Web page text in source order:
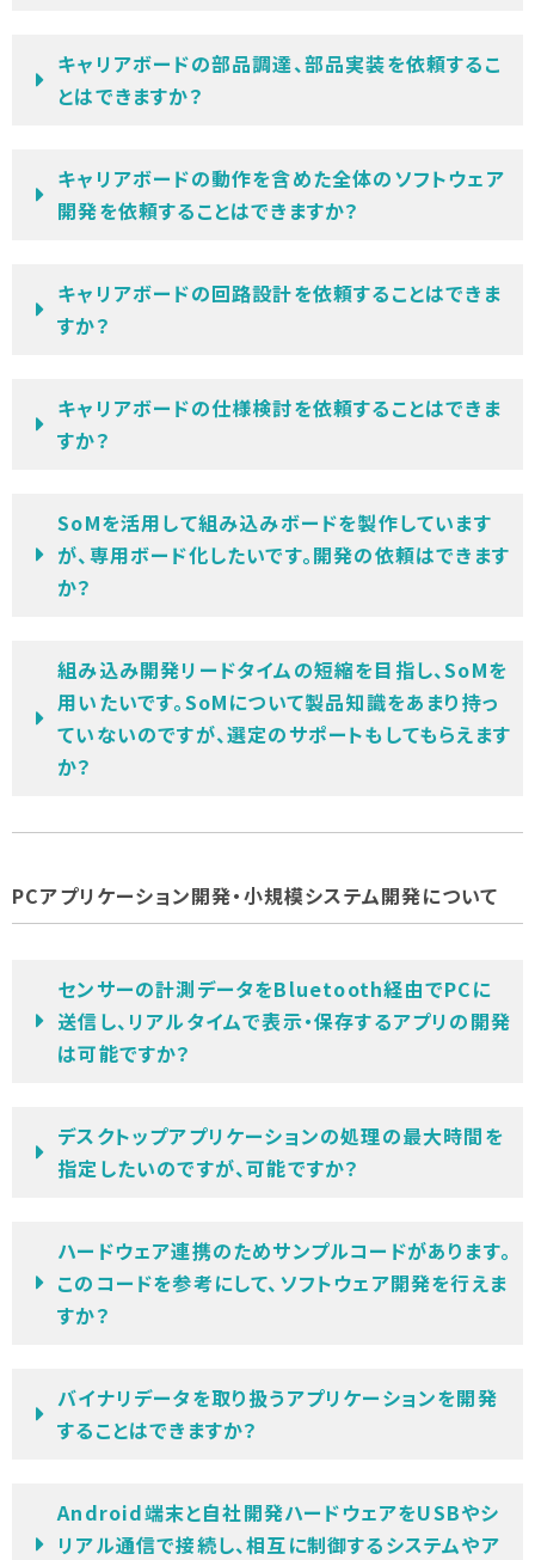
キャリアボードの部品調達、部品実装を依頼するこ
とはできますか？
キャリアボードの動作を含めた全体のソフトウェア
開発を依頼することはできますか？
キャリアボードの回路設計を依頼することはできま
すか？
キャリアボードの仕様検討を依頼することはできま
すか？
SoMを活用して組み込みボードを製作しています
が、専用ボード化したいです。開発の依頼はできます
か？
組み込み開発リードタイムの短縮を目指し、SoMを
用いたいです。SoMについて製品知識をあまり持っ
ていないのですが、選定のサポートもしてもらえます
か？
PCアプリケーション開発・小規模システム開発について
センサーの計測データをBluetooth経由でPCに
送信し、リアルタイムで表示・保存するアプリの開発
は可能ですか？
デスクトップアプリケーションの処理の最大時間を
指定したいのですが、可能ですか？
ハードウェア連携のためサンプルコードがあります。
このコードを参考にして、ソフトウェア開発を行えま
すか？
バイナリデータを取り扱うアプリケーションを開発
することはできますか？
Android端末と自社開発ハードウェアをUSBやシ
リアル通信で接続し、相互に制御するシステムやア